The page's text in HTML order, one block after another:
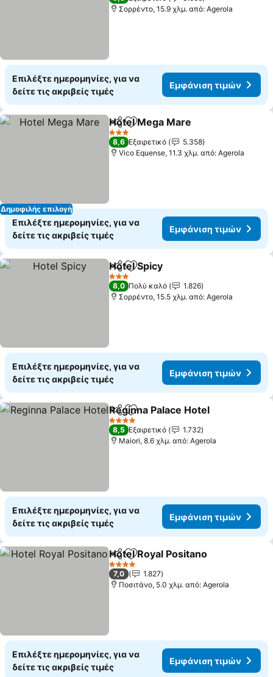
Σορρέντο, 15.9 χλμ. από: Agerola
Επιλέξτε ημερομηνίες, για να
δείτε τις ακριβείς τιμές
Εμφάνιση τιμών
Δημοφιλής επιλογή
Κοινοποίηση
Προσθήκη στα αγαπημένα
Hotel Mega Mare
3 Αστέρια
8,6 Εξαιρετικό
5.358
Vico Equense, 11.3 χλμ. από: Agerola
Επιλέξτε ημερομηνίες, για να
δείτε τις ακριβείς τιμές
Εμφάνιση τιμών
Κοινοποίηση
Προσθήκη στα αγαπημένα
Hotel Spicy
3 Αστέρια
8,0 Πολύ καλό
1.826
Σορρέντο, 15.5 χλμ. από: Agerola
Επιλέξτε ημερομηνίες, για να
δείτε τις ακριβείς τιμές
Εμφάνιση τιμών
Κοινοποίηση
Προσθήκη στα αγαπημένα
Reginna Palace Hotel
4 Αστέρια
8,5 Εξαιρετικό
1.732
Maiori, 8.6 χλμ. από: Agerola
Επιλέξτε ημερομηνίες, για να
δείτε τις ακριβείς τιμές
Εμφάνιση τιμών
Κοινοποίηση
Προσθήκη στα αγαπημένα
Hotel Royal Positano
4 Αστέρια
7,0
1.827
Ποσιτάνο, 5.0 χλμ. από: Agerola
Επιλέξτε ημερομηνίες, για να
δείτε τις ακριβείς τιμές
Εμφάνιση τιμών